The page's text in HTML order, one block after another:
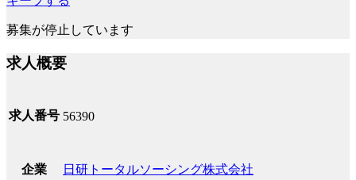
募集が停止しています
求人概要
求人番号 56390
企業 日研トータルソーシング株式会社